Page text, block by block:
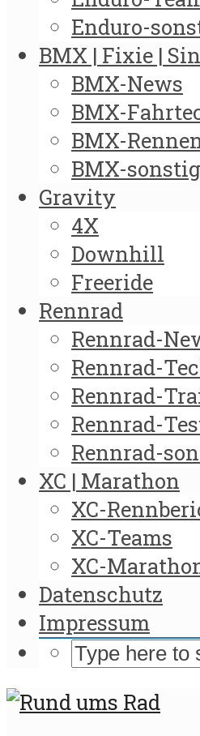
Enduro-
BMX | Fixie |
BMX-News
BMX-
BMX-
BMX-
Gravity
4X
Downhill
Freeride
Rennrad
Rennrad-
Rennrad-
Rennrad-
Rennrad-
Rennrad-
XC | Marathon
XC-
XC-Teams
XC-
Datenschutz
Impressum